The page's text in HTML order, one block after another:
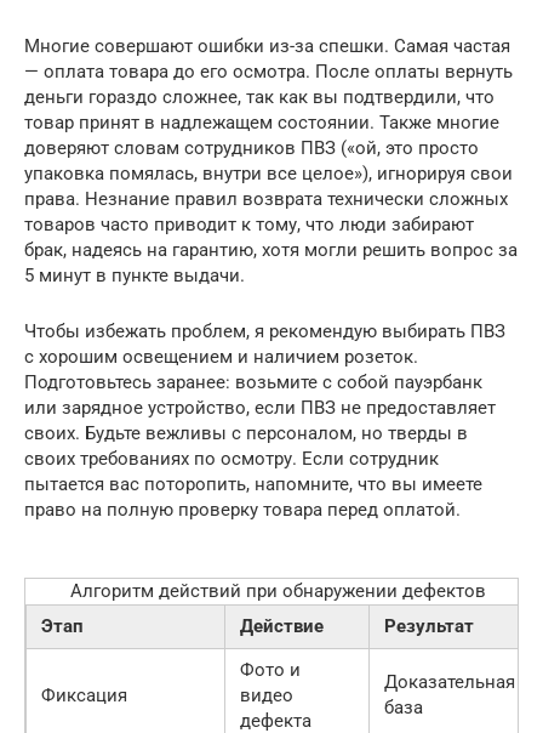
Многие совершают ошибки из-за спешки. Самая частая
— оплата товара до его осмотра. После оплаты вернуть
деньги гораздо сложнее, так как вы подтвердили, что
товар принят в надлежащем состоянии. Также многие
доверяют словам сотрудников ПВЗ («ой, это просто
упаковка помялась, внутри все целое»), игнорируя свои
права. Незнание правил возврата технически сложных
товаров часто приводит к тому, что люди забирают
брак, надеясь на гарантию, хотя могли решить вопрос за
5 минут в пункте выдачи.
Чтобы избежать проблем, я рекомендую выбирать ПВЗ
с хорошим освещением и наличием розеток.
Подготовьтесь заранее: возьмите с собой пауэрбанк
или зарядное устройство, если ПВЗ не предоставляет
своих. Будьте вежливы с персоналом, но тверды в
своих требованиях по осмотру. Если сотрудник
пытается вас поторопить, напомните, что вы имеете
право на полную проверку товара перед оплатой.
Алгоритм действий при обнаружении дефектов
Этап
Действие Результат
Фиксация
Фото и
видео
дефекта
Доказательная
база